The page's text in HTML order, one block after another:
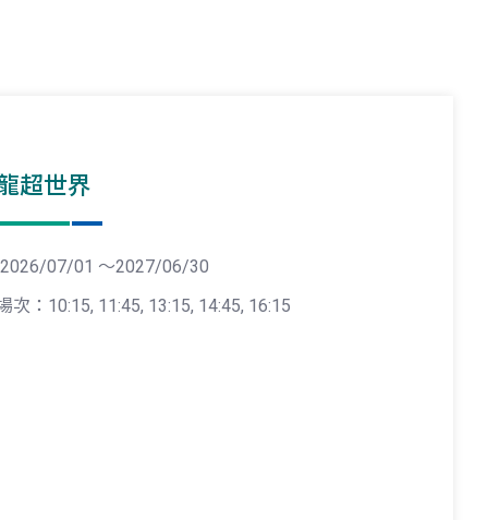
超世界
07/01 ～2027/06/30
次：10:15, 11:45, 13:15, 14:45, 16:15